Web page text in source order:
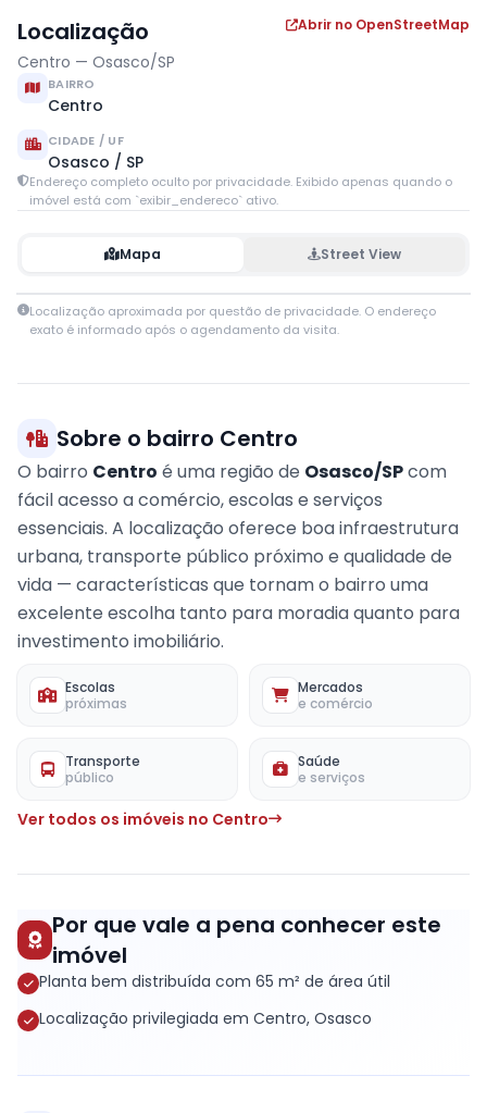
Localização
Centro — Osasco/SP
Abrir no OpenStreetMap
BAIRRO
Centro
CIDADE / UF
Osasco / SP
Endereço completo oculto por privacidade. Exibido apenas quando o
imóvel está com `exibir_endereco` ativo.
Mapa Street View
+
Localização aproximada por questão de privacidade. O endereço
exato é informado após o agendamento da visita.
Sobre o bairro Centro
O bairro Centro é uma região de Osasco/SPcom
fácil acesso a comércio, escolas e serviços
essenciais. A localização oferece boa infraestrutura
urbana, transporte público próximo e qualidade de
vida — características que tornam o bairro uma
excelente escolha tanto para moradia quanto para
investimento imobiliário.
Escolas
próximas
Mercados
e comércio
Transporte
público
Saúde
e serviços
Ver todos os imóveis no Centro
Por que vale a pena conhecer este
imóvel
Planta bem distribuída com 65 m² de área útil
Localização privilegiada em Centro, Osasco